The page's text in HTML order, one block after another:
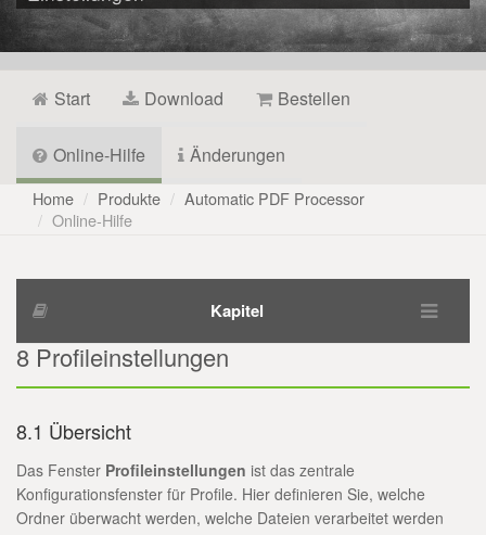
Start Download Bestellen
Online-Hilfe Änderungen
Home Produkte
Automatic PDF Processor
Online-Hilfe
Kapitel
8 Profileinstellungen
8.1 Übersicht
Das Fenster Profileinstellungen ist das zentrale
Konfigurationsfenster für Profile. Hier definieren Sie, welche
Ordner überwacht werden, welche Dateien verarbeitet werden